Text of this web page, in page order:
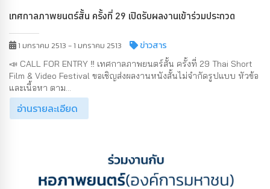
เทศกาลภาพยนตร์สั้น ครั้งที่ 29 เปิดรับผลงานเข้าร่วมประกวด
1 มกราคม 2513 - 1 มกราคม 2513 ข่าวสาร
📣 CALL FOR ENTRY ‼ เทศกาลภาพยนตร์สั้น ครั้งที่ 29 Thai Short
Film & Video Festival ขอเชิญส่งผลงานหนังสั้นไม่จำกัดรูปแบบ หัวข้อ
และเนื้อหา ตาม...
อ่านรายละเอียด